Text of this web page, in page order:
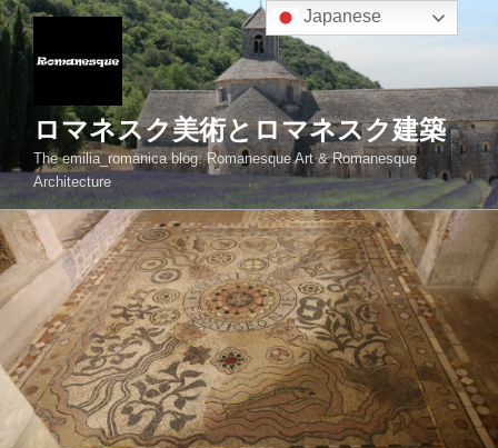
コ
ン
ス
キ
ッ
プ
ロマネスク美術とロマネスク建築
The emilia_romanica blog: Romanesque Art & Romanesque
Architecture
Japanese